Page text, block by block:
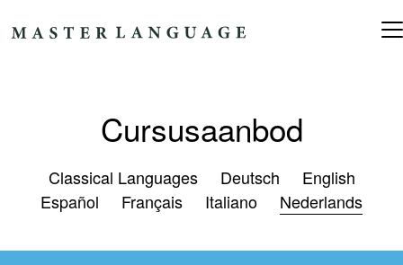
Hoofdnavigatie
Cursusaanbod
Classical Languages Deutsch
English
Español
Français Italiano Nederlands